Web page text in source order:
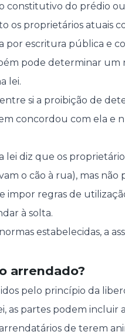
constitutivo do prédio
os proprietários atuais
por escritura pública e
pode determinar um
lei.
si a proibição de
concordou com ela e
lei diz que os
o cão à rua), mas não
impor regras de
à solta.
estabelecidas, a
arrendado?
pelo princípio da
as partes podem incluir
de terem